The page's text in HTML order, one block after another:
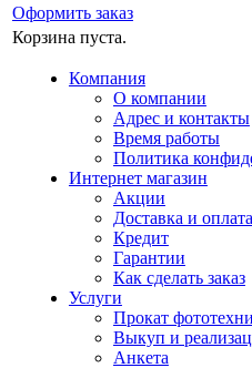
Оформить заказ
Корзина пуста.
Компания
О компании
Адрес и контакты
Время работы
Политика
Интернет магазин
Акции
Доставка и оплата
Кредит
Гарантии
Как сделать заказ
Услуги
Прокат
Выкуп и
Анкета